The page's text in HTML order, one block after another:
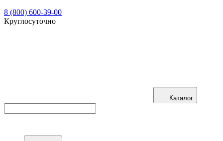
8 (800) 600-39-00
Круглосуточно
Каталог